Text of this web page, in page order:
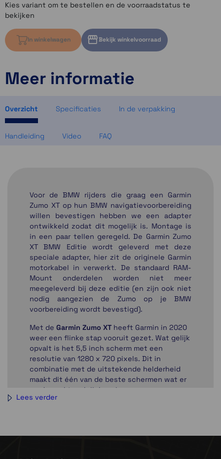
Kies variant om te bestellen en de voorraadstatus te
bekijken
In winkelwagen Bekijk winkelvoorraad
Kies variant om voorraad te bekijken
Kies variant om voorraad te bekijken
Meer informatie
Overzicht Specificaties In de verpakking
Handleiding Video FAQ
Voor de BMW rijders die graag een Garmin
Zumo XT op hun BMW navigatievoorbereiding
willen bevestigen hebben we een adapter
ontwikkeld zodat dit mogelijk is. Montage is
in een paar tellen geregeld. De Garmin Zumo
XT BMW Editie wordt geleverd met deze
speciale adapter, hier zit de originele Garmin
motorkabel in verwerkt. De standaard RAM-
Mount onderdelen worden niet meer
meegeleverd bij deze editie (en zijn ook niet
nodig aangezien de Zumo op je BMW
voorbereiding wordt bevestigd).
Met de Garmin Zumo XT heeft Garmin in 2020
weer een flinke stap vooruit gezet. Wat gelijk
opvalt is het 5,5 inch scherm met een
resolutie van 1280 x 720 pixels. Dit in
combinatie met de uitstekende helderheid
maakt dit één van de beste schermen wat er
op de markt verkrijgbaar is voor een
motornavigatiesysteem. Daarnaast heeft
Lees verder